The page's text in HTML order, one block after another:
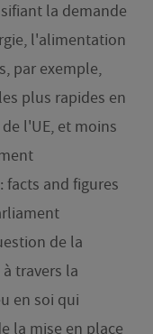
la demande
l'alimentation
par exemple,
plus rapides en
l'UE, et moins
facts and figures
de la
travers la
en soi qui
la mise en place